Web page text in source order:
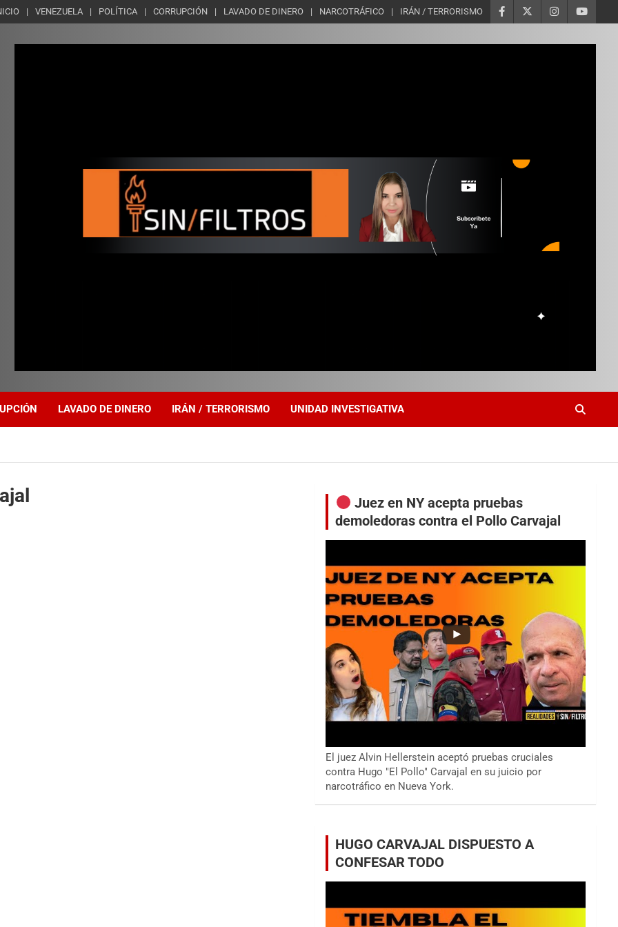
VENEZUELA POLÍTICA CORRUPCIÓN LAVADO DE DINERO NARCOTRÁFICO IRÁN / TERRORISMO
LAVADO DE DINERO IRÁN / TERRORISMO UNIDAD INVESTIGATIVA
Juez en NY acepta pruebas
demoledoras contra el Pollo Carvajal
El juez Alvin Hellerstein aceptó pruebas cruciales
contra Hugo "El Pollo" Carvajal en su juicio por
narcotráfico en Nueva York.
HUGO CARVAJAL DISPUESTO A
CONFESAR TODO